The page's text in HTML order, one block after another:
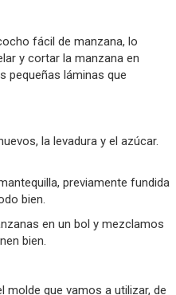
fácil de manzana, lo
y cortar la manzana en
pequeñas láminas que
la levadura y el azúcar.
previamente fundida
bien.
en un bol y mezclamos
bien.
molde que vamos a utilizar, de